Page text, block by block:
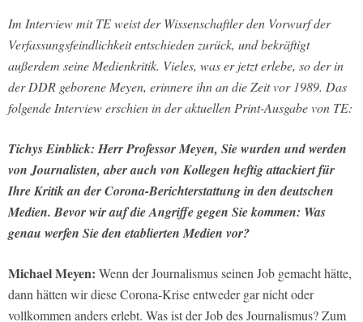
Im Interview mit TE weist der Wissenschaftler den Vorwurf der
Verfassungsfeindlichkeit entschieden zurück, und bekräftigt
außerdem seine Medienkritik. Vieles, was er jetzt erlebe, so der in
der DDR geborene Meyen, erinnere ihn an die Zeit vor 1989. Das
folgende Interview erschien in der aktuellen Print-Ausgabe von TE:
Tichys Einblick: Herr Professor Meyen, Sie wurden und werden
von Journalisten, aber auch von Kollegen heftig attackiert für
Ihre Kritik an der Corona-Berichterstattung in den deutschen
Medien. Bevor wir auf die Angriffe gegen Sie kommen: Was
genau werfen Sie den etablierten Medien vor?
Michael Meyen: Wenn der Journalismus seinen Job gemacht hätte,
dann hätten wir diese Corona-Krise entweder gar nicht oder
vollkommen anders erlebt. Was ist der Job des Journalismus? Zum